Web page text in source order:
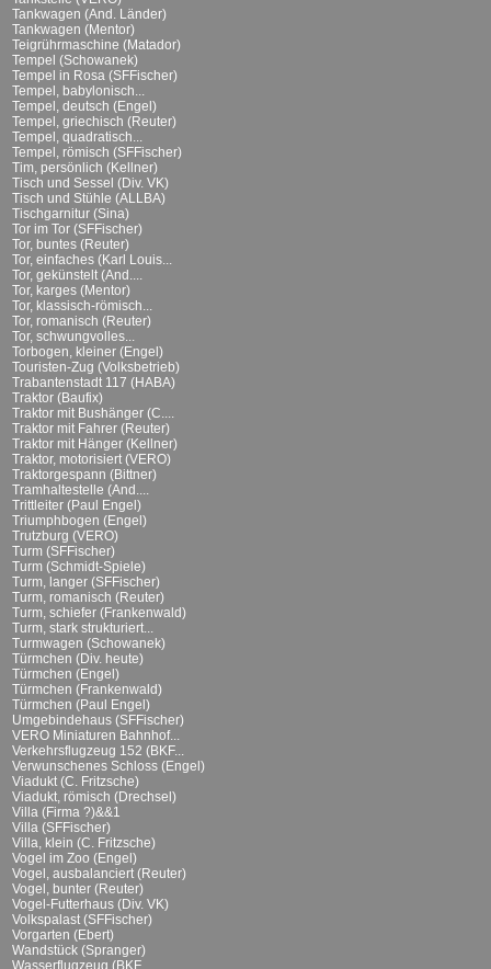
Tankwagen (And. Länder)
Tankwagen (Mentor)
Teigrührmaschine (Matador)
Tempel (Schowanek)
Tempel in Rosa (SFFischer)
Tempel, babylonisch...
Tempel, deutsch (Engel)
Tempel, griechisch (Reuter)
Tempel, quadratisch...
Tempel, römisch (SFFischer)
Tim, persönlich (Kellner)
Tisch und Sessel (Div. VK)
Tisch und Stühle (ALLBA)
Tischgarnitur (Sina)
Tor im Tor (SFFischer)
Tor, buntes (Reuter)
Tor, einfaches (Karl Louis...
Tor, gekünstelt (And....
Tor, karges (Mentor)
Tor, klassisch-römisch...
Tor, romanisch (Reuter)
Tor, schwungvolles...
Torbogen, kleiner (Engel)
Touristen-Zug (Volksbetrieb)
Trabantenstadt 117 (HABA)
Traktor (Baufix)
Traktor mit Bushänger (C....
Traktor mit Fahrer (Reuter)
Traktor mit Hänger (Kellner)
Traktor, motorisiert (VERO)
Traktorgespann (Bittner)
Tramhaltestelle (And....
Trittleiter (Paul Engel)
Triumphbogen (Engel)
Trutzburg (VERO)
Turm (SFFischer)
Turm (Schmidt-Spiele)
Turm, langer (SFFischer)
Turm, romanisch (Reuter)
Turm, schiefer (Frankenwald)
Turm, stark strukturiert...
Turmwagen (Schowanek)
Türmchen (Div. heute)
Türmchen (Engel)
Türmchen (Frankenwald)
Türmchen (Paul Engel)
Umgebindehaus (SFFischer)
VERO Miniaturen Bahnhof...
Verkehrsflugzeug 152 (BKF...
Verwunschenes Schloss (Engel)
Viadukt (C. Fritzsche)
Viadukt, römisch (Drechsel)
Villa (Firma ?)&&1
Villa (SFFischer)
Villa, klein (C. Fritzsche)
Vogel im Zoo (Engel)
Vogel, ausbalanciert (Reuter)
Vogel, bunter (Reuter)
Vogel-Futterhaus (Div. VK)
Volkspalast (SFFischer)
Vorgarten (Ebert)
Wandstück (Spranger)
Wasserflugzeug (BKF